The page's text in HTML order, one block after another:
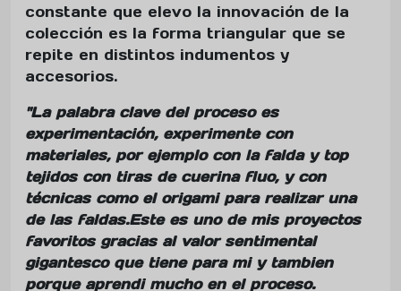
constante que elevo la innovación de la
colección es la forma triangular que se
repite en distintos indumentos y
accesorios.
"La palabra clave del proceso es
experimentación, experimente con
materiales, por ejemplo con la falda y top
tejidos con tiras de cuerina fluo, y con
técnicas como el origami para realizar una
de las faldas.Este es uno de mis proyectos
favoritos gracias al valor sentimental
gigantesco que tiene para mi y tambien
porque aprendi mucho en el proceso.